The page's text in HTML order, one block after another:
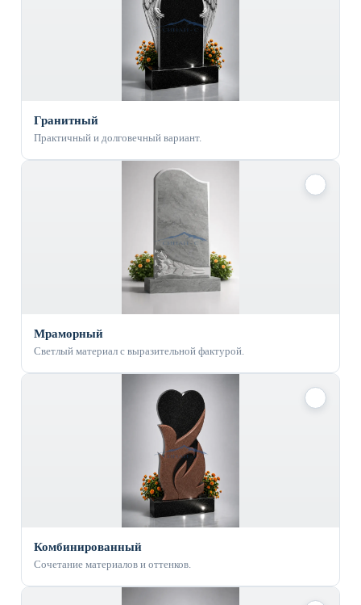
Гранитный
Практичный и долговечный вариант.
Мраморный
Светлый материал с выразительной фактурой.
Комбинированный
Сочетание материалов и оттенков.